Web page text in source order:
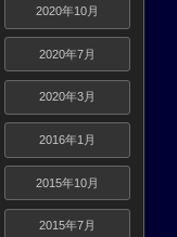
2020年10月
2020年7月
2020年3月
2016年1月
2015年10月
2015年7月